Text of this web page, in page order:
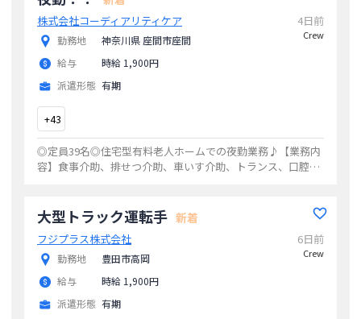
株式会社コーディアリティケア
勤務地
神奈川県 座間市座間
給与
時給 1,900円
派遣形態 有期
4日前
Crew
+43
◎定員39名◎住宅型有料老人ホームでの夜勤業務♪【業務内
容】食事介助、排せつ介助、車いす介助、トランス、口腔ケ
大型トラック運転手 新着
フジプラス株式会社
勤務地
豊田市高岡
給与
時給 1,900円
派遣形態 有期
6日前
Crew